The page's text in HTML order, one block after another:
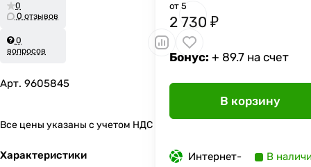
0
0 отзывов
0
вопросов
Арт. 9605845
Все цены указаны с учетом НДС
Характеристики
от 5
2 730 ₽
Бонус: + 89.7 на счет
В корзину
Интернет-
В